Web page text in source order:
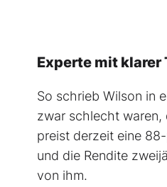
Experte mit klarer
So schrieb Wilson in
zwar schlecht waren,
preist derzeit eine
und die Rendite
von ihm.